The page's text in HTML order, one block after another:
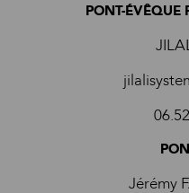
PONT-ÉVÊQUE
Jérémy